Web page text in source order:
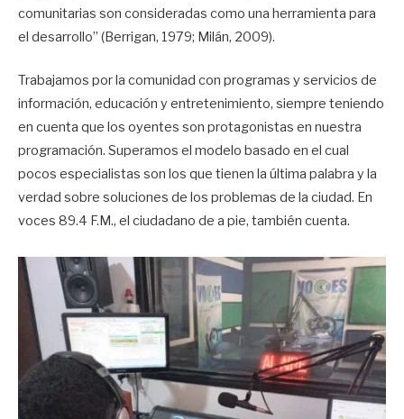
comunitarias son consideradas como una herramienta para
el desarrollo” (Berrigan, 1979; Milán, 2009).
Trabajamos por la comunidad con programas y servicios de
información, educación y entretenimiento, siempre teniendo
en cuenta que los oyentes son protagonistas en nuestra
programación. Superamos el modelo basado en el cual
pocos especialistas son los que tienen la última palabra y la
verdad sobre soluciones de los problemas de la ciudad. En
voces 89.4 F.M., el ciudadano de a pie, también cuenta.